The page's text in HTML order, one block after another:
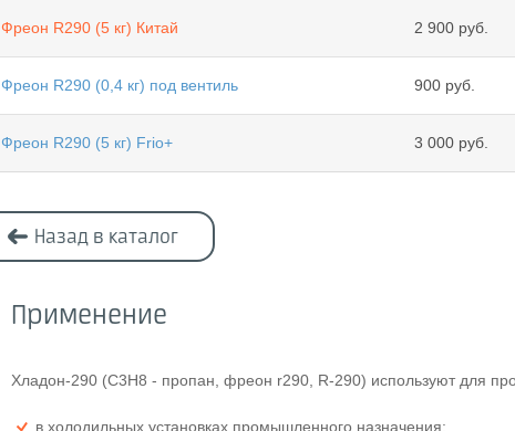
Фреон R290 (5 кг) Китай 2 900 руб.
Фреон R290 (0,4 кг) под вентиль 900 руб.
Фреон R290 (5 кг) Frio+ 3 000 руб.
Назад в каталог
Применение
Хладон-290 (С3Н8 - пропан, фреон r290, R-290) используют для
в холодильных установках промышленного назначения;